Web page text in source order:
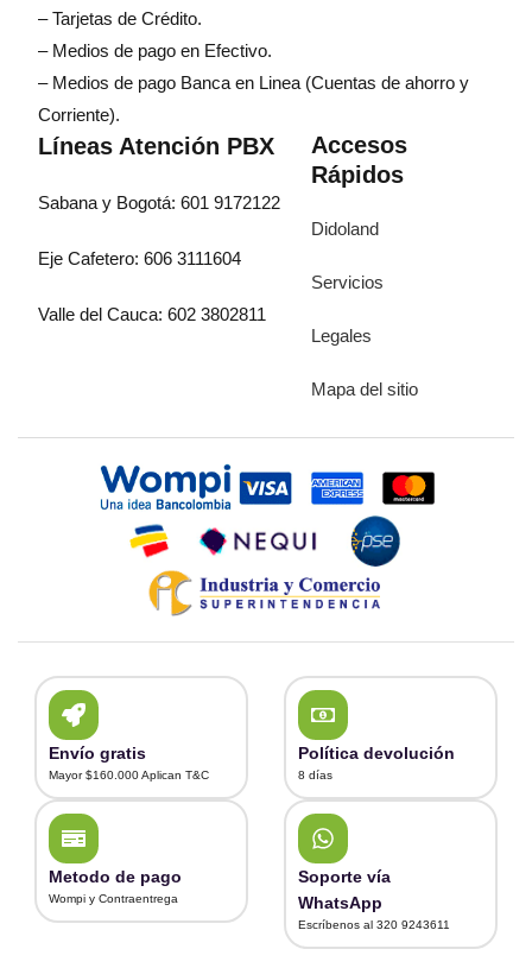
– Tarjetas de Crédito.
– Medios de pago en Efectivo.
– Medios de pago Banca en Linea (Cuentas de ahorro y
Corriente).
Líneas Atención PBX
Sabana y Bogotá: 601 9172122
Eje Cafetero: 606 3111604
Valle del Cauca: 602 3802811
Accesos
Rápidos
Didoland
Servicios
Legales
Mapa del sitio
Envío gratis
Mayor $160.000 Aplican T&C
Política devolución
8 días
Metodo de pago
Wompi y Contraentrega
Soporte vía
WhatsApp
Escríbenos al 320 9243611